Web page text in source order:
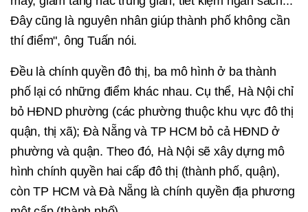
Đây cũng là nguyên nhân giúp thành phố không cần
thí điểm", ông Tuấn nói.
Đều là chính quyền đô thị, ba mô hình ở ba thành
phố lại có những điểm khác nhau. Cụ thể, Hà Nội chỉ
bỏ HĐND phường (các phường thuộc khu vực đô thị
quận, thị xã); Đà Nẵng và TP HCM bỏ cả HĐND ở
phường và quận. Theo đó, Hà Nội sẽ xây dựng mô
hình chính quyền hai cấp đô thị (thành phố, quận),
còn TP HCM và Đà Nẵng là chính quyền địa phương